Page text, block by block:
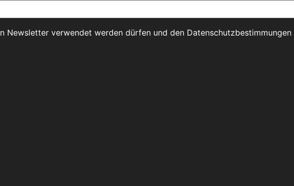
Newsletter verwendet werden dürfen und den Datenschutzbestimmungen